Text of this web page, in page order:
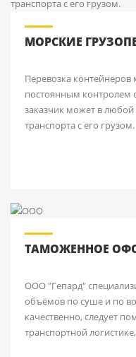
МОРСКИЕ
Перевозка контейнеров
постоянным контролем
заказчик может в
транспорта с его грузом.
ТАМОЖЕННОЕ
ООО "Гепард"
объёмов по суше и по
качественно, следует
транспортной